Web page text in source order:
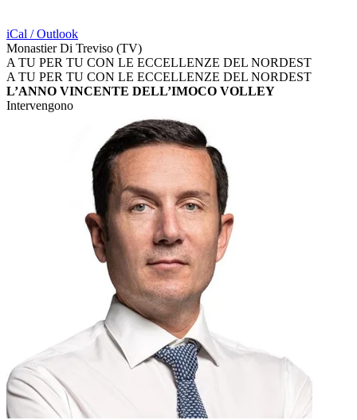
iCal / Outlook
Monastier Di Treviso (TV)
A TU PER TU CON LE ECCELLENZE DEL NORDEST
A TU PER TU CON LE ECCELLENZE DEL NORDEST
L’ANNO VINCENTE DELL’IMOCO VOLLEY
Intervengono